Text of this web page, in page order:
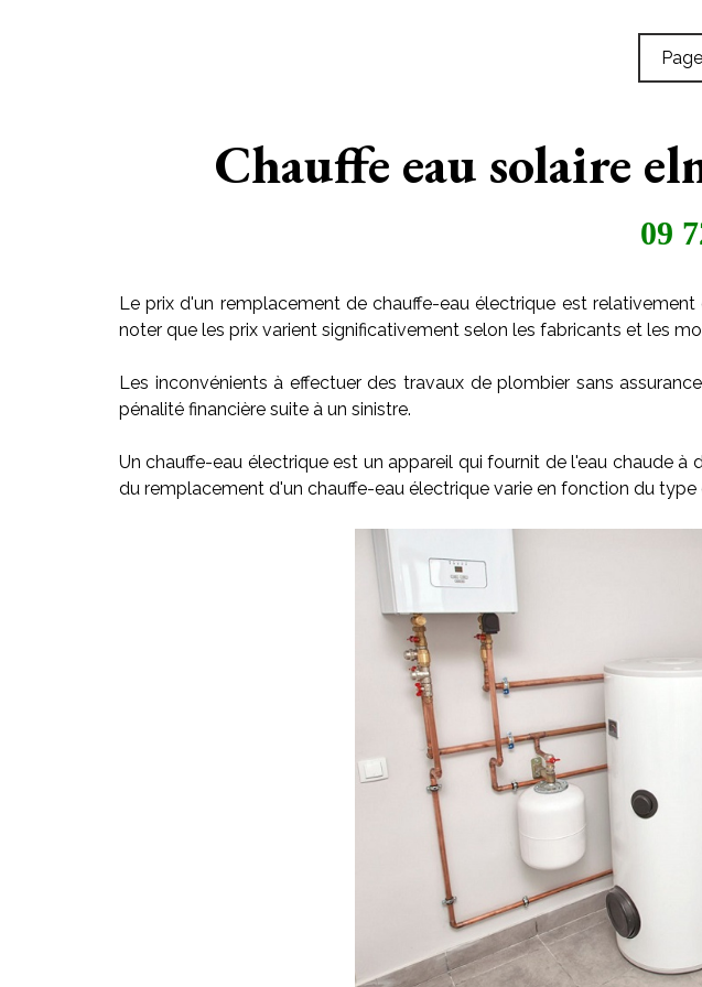
Chauffe eau solaire
09
Le prix d'un remplacement de chauffe-eau électrique est
noter que les prix varient significativement selon les fabricants et les
Les inconvénients à effectuer des travaux de plombier sans
pénalité financière suite à un sinistre.
Un chauffe-eau électrique est un appareil qui fournit de l'eau chaude
du remplacement d'un chauffe-eau électrique varie en fonction du